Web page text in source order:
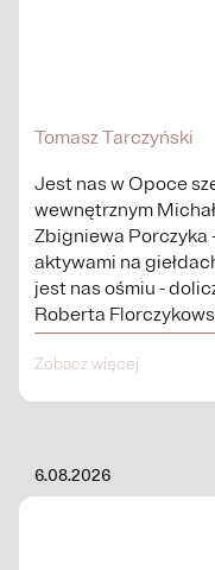
Tomasz Tarczyński
Jest nas w Opoce
wewnętrznym
Zbigniewa Porczyka
aktywami na
jest nas ośmiu -
Roberta
Third dot – osiem
Zobacz więcej
6.08.2026